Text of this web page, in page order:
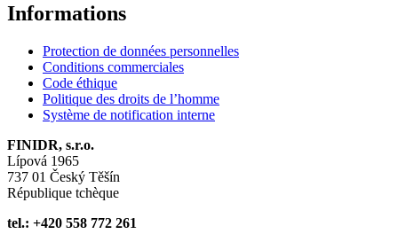
Informations
Protection de données personnelles
Conditions commerciales
Code éthique
Politique des droits de l’homme
Système de notification interne
FINIDR, s.r.o.
Lípová 1965
737 01 Český Těšín
République tchèque
tel.: +420 558 772 261